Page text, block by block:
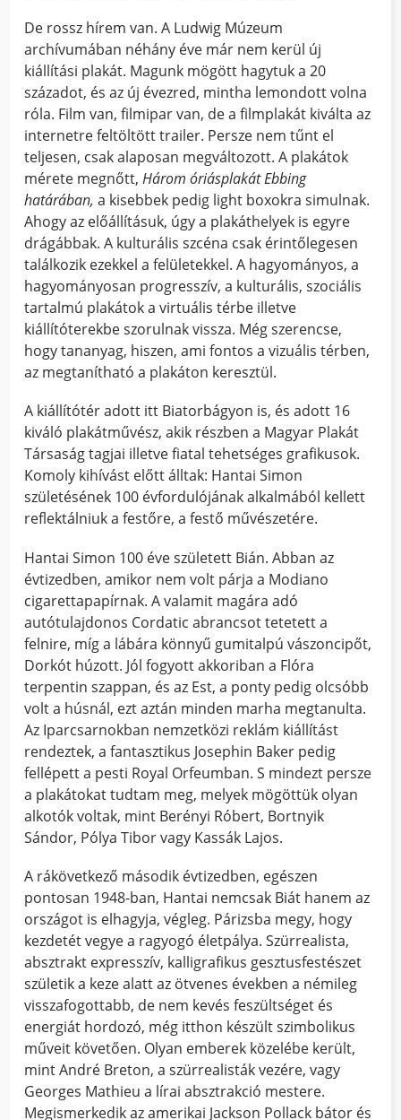
De rossz hírem van. A Ludwig Múzeum
archívumában néhány éve már nem kerül új
kiállítási plakát. Magunk mögött hagytuk a 20
századot, és az új évezred, mintha lemondott volna
róla. Film van, filmipar van, de a filmplakát kiválta az
internetre feltöltött trailer. Persze nem tűnt el
teljesen, csak alaposan megváltozott. A plakátok
mérete megnőtt,Három óriásplakát Ebbing
határában,a kisebbek pedig light boxokra simulnak.
Ahogy az előállításuk, úgy a plakáthelyek is egyre
drágábbak. A kulturális szcéna csak érintőlegesen
találkozik ezekkel a felületekkel. A hagyományos, a
hagyományosan progresszív, a kulturális, szociális
tartalmú plakátok a virtuális térbe illetve
kiállítóterekbe szorulnak vissza. Még szerencse,
hogy tananyag, hiszen, ami fontos a vizuális térben,
az megtanítható a plakáton keresztül.
A kiállítótér adott itt Biatorbágyon is, és adott 16
kiváló plakátművész, akik részben a Magyar Plakát
Társaság tagjai illetve fiatal tehetséges grafikusok.
Komoly kihívást előtt álltak: Hantai Simon
születésének 100 évfordulójának alkalmából kellett
reflektálniuk a festőre, a festő művészetére.
Hantai Simon 100 éve született Bián. Abban az
évtizedben, amikor nem volt párja a Modiano
cigarettapapírnak. A valamit magára adó
autótulajdonos Cordatic abrancsot tetetett a
felnire, míg a lábára könnyű gumitalpú vászoncipőt,
Dorkót húzott. Jól fogyott akkoriban a Flóra
terpentin szappan, és az Est, a ponty pedig olcsóbb
volt a húsnál, ezt aztán minden marha megtanulta.
Az Iparcsarnokban nemzetközi reklám kiállítást
rendeztek, a fantasztikus Josephin Baker pedig
fellépett a pesti Royal Orfeumban. S mindezt persze
a plakátokat tudtam meg, melyek mögöttük olyan
alkotók voltak, mint Berényi Róbert, Bortnyik
Sándor, Pólya Tibor vagy Kassák Lajos.
A rákövetkező második évtizedben, egészen
pontosan 1948-ban, Hantai nemcsak Biát hanem az
országot is elhagyja, végleg. Párizsba megy, hogy
kezdetét vegye a ragyogó életpálya. Szürrealista,
absztrakt expresszív, kalligrafikus gesztusfestészet
születik a keze alatt az ötvenes években a némileg
visszafogottabb, de nem kevés feszültséget és
energiát hordozó, még itthon készült szimbolikus
műveit követően. Olyan emberek közelébe került,
mint André Breton, a szürrealisták vezére, vagy
Georges Mathieu a lírai absztrakció mestere.
Megismerkedik az amerikai Jackson Pollack bátor és